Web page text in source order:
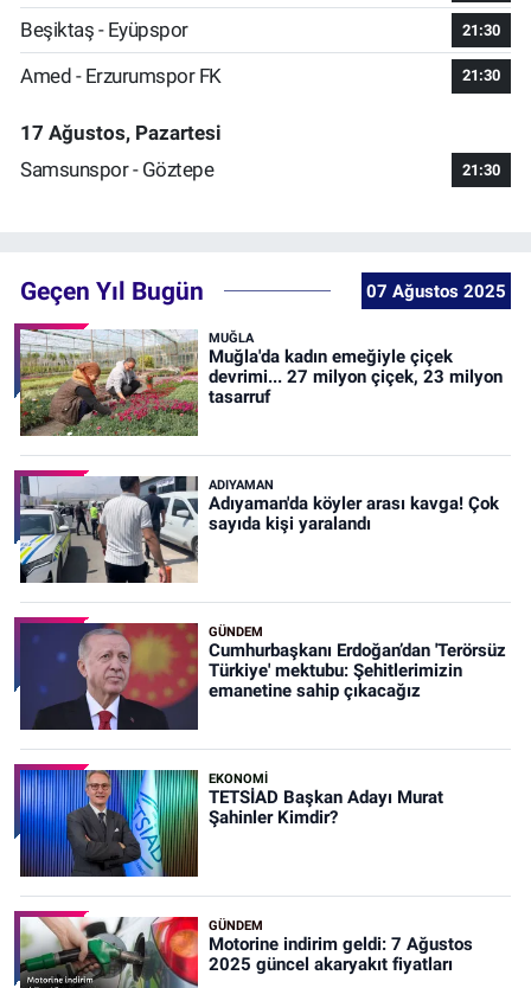
Beşiktaş - Eyüpspor 21:30
Amed - Erzurumspor FK 21:30
17 Ağustos, Pazartesi
Samsunspor - Göztepe
21:30
Geçen Yıl Bugün 07 Ağustos 2025
MUĞLA
Muğla'da kadın emeğiyle çiçek
devrimi... 27 milyon çiçek, 23 milyon
tasarruf
ADIYAMAN
Adıyaman'da köyler arası kavga! Çok
sayıda kişi yaralandı
GÜNDEM
Cumhurbaşkanı Erdoğan’dan 'Terörsüz
Türkiye' mektubu: Şehitlerimizin
emanetine sahip çıkacağız
EKONOMİ
TETSİAD Başkan Adayı Murat
Şahinler Kimdir?
GÜNDEM
Motorine indirim geldi: 7 Ağustos
2025 güncel akaryakıt fiyatları